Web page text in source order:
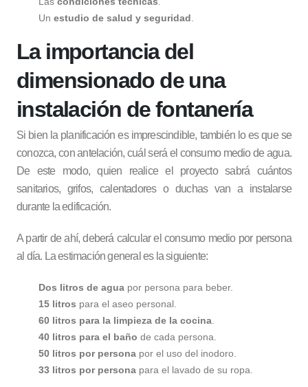
Un estudio de salud y seguridad
La importancia del
dimensionado de una
instalación de fontanería
Si bien la planificación es imprescindible, también lo es que se
conozca, con antelación, cuál será el consumo medio de agua.
De este modo, quien realice el proyecto sabrá cuántos
sanitarios, grifos, calentadores o duchas van a instalarse
durante la edificación.
A partir de ahí, deberá calcular el consumo medio por persona
al día. La estimación general es la siguiente:
Dos litros de agua por persona para beber.
15 litros para el aseo personal.
60 litros para la limpieza de la cocina
40 litros para el baño de cada persona.
50 litros por persona por el uso del inodoro.
33 litros por persona para el lavado de su ropa.